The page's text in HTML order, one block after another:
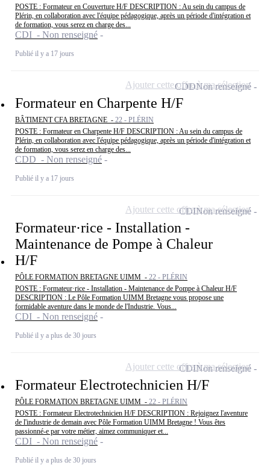
POSTE : Formateur en Couverture H/F DESCRIPTION : Au sein du campus de
Plérin, en collaboration avec l'équipe pédagogique, après un période d'intégration et
de formation, vous serez en charge des...
CDI - Non renseigné
Publié il y a 17 jours
Formateur en Charpente H/F
BÂTIMENT CFA BRETAGNE - 22 - PLÉRIN
POSTE : Formateur en Charpente H/F DESCRIPTION : Au sein du campus de
Plérin, en collaboration avec l'équipe pédagogique, après un période d'intégration et
de formation, vous serez en charge des...
CDD - Non renseigné
Publié il y a 17 jours
CDDNon renseigné
Ajouter cette offre à ma sélection
Formateur·rice - Installation -
Maintenance de Pompe à Chaleur
H/F
PÔLE FORMATION BRETAGNE UIMM - 22 - PLÉRIN
POSTE : Formateur·rice - Installation - Maintenance de Pompe à Chaleur H/F
DESCRIPTION : Le Pôle Formation UIMM Bretagne vous propose une
formidable aventure dans le monde de l'Industrie. Vous...
CDI - Non renseigné
Publié il y a plus de 30 jours
CDINon renseigné
Ajouter cette offre à ma sélection
Formateur Electrotechnicien H/F
PÔLE FORMATION BRETAGNE UIMM - 22 - PLÉRIN
POSTE : Formateur Electrotechnicien H/F DESCRIPTION : Rejoignez l'aventure
de l'industrie de demain avec Pôle Formation UIMM Bretagne ! Vous êtes
passionné-e par votre métier, aimez communiquer et...
CDI - Non renseigné
Publié il y a plus de 30 jours
CDINon renseigné
Ajouter cette offre à ma sélection